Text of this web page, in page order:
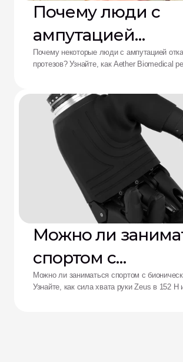
Почему люди с
ампутацией
отказываются от
Aether
Почему некоторые люди с ампутацией
протезов? Узнайте, как Aether Biomedical
Можно ли
спортом с
бионической
Можно ли заниматься спортом с
Узнайте, как сила хвата руки Zeus в 152 Н